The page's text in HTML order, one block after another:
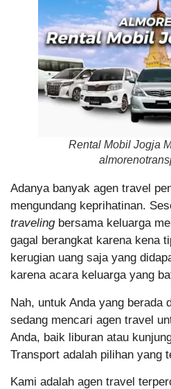
Rental Mobil Jogja
Adanya banyak agen travel
mengundang keprihatinan.
travelingbersama keluarga
gagal berangkat karena kena
kerugian uang saja yang
karena acara keluarga yang
Nah, untuk Anda yang berada
sedang mencari agen travel
Anda, baik liburan atau
Transport adalah pilihan yang
Kami adalah agen travel